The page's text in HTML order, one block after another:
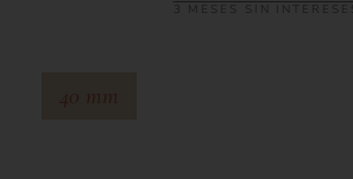
3 MESES SIN INTERESES
40 mm